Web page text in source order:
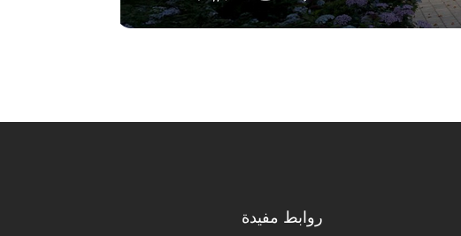
روابط مفيدة